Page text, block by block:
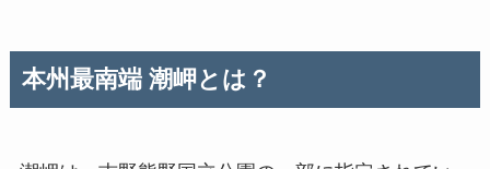
本州最南端 潮岬とは？